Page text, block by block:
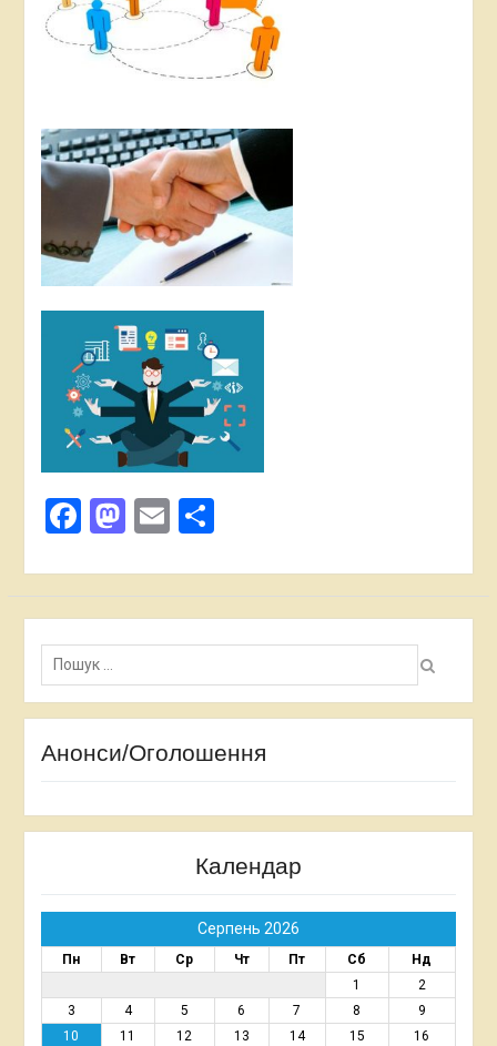
Facebook
Mastodon
EmailПоділитися
Пошук:
Анонси/Оголошення
Календар
Серпень 2026
Пн Вт Ср Чт Пт Сб
Нд
1
2
3
4 5 6 7 8
9
10
11 12 13 14 15 16